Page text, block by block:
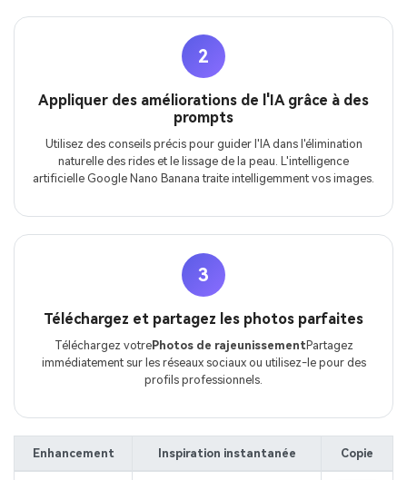
2
Appliquer des améliorations de l'IA grâce à des
prompts
Utilisez des conseils précis pour guider l'IA dans l'élimination
naturelle des rides et le lissage de la peau. L'intelligence
artificielle Google Nano Banana traite intelligemment vos images.
3
Téléchargez et partagez les photos parfaites
Téléchargez votrePhotos de rajeunissementPartagez
immédiatement sur les réseaux sociaux ou utilisez-le pour des
profils professionnels.
Enhancement Inspiration instantanée Copie